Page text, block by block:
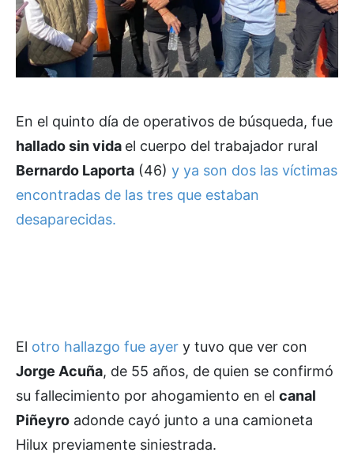
En el quinto día de operativos de búsqueda, fue
hallado sin vida el cuerpo del trabajador rural
Bernardo Laporta (46) y ya son dos las víctimas
encontradas de las tres que estaban
desaparecidas.
El otro hallazgo fue ayer y tuvo que ver con
Jorge Acuña, de 55 años, de quien se confirmó
su fallecimiento por ahogamiento en el canal
Piñeyro adonde cayó junto a una camioneta
Hilux previamente siniestrada.